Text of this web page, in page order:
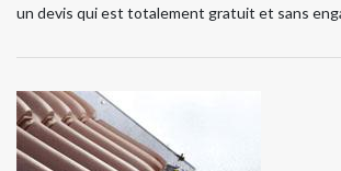
un devis qui est totalement gratuit et sans